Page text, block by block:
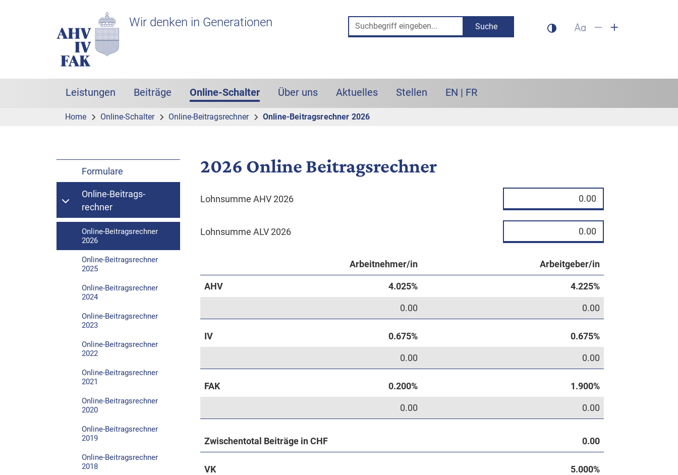
Headerbereich mit Logo und Such-Box
Wir denken in Generationen Suche
Hauptnavigation
Leistungen Beiträge
Online-Schalter
(aktiv)
Über uns Aktuelles Stellen EN | FR
Home Online-Schalter Online-Beitrags­rechner Online-Beitragsrechner 2026
Formulare
Online-Beitrags­
rechner
Online-Beitragsrechner
2026
Online-Beitragsrechner
2025
Online-Beitragsrechner
2024
Online-Beitragsrechner
2023
Online-Beitragsrechner
2022
Online-Beitragsrechner
2021
Online-Beitragsrechner
2020
Online-Beitragsrechner
2019
Online-Beitragsrechner
2018
2026 Online Beitragsrechner
Lohnsumme AHV 2026
Lohnsumme ALV 2026
Arbeitnehmer/in Arbeitgeber/in
AHV
0.00 0.00
IV
0.00 0.00
FAK
0.00 0.00
Zwischentotal Beiträge in CHF 0.00
VK